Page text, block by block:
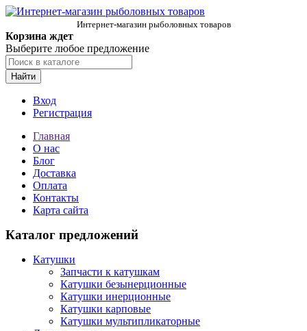
Интернет-магазин рыболовных товаров
Корзина ждет
Выберите любое предложение
Найти
Вход
Регистрация
Главная
О нас
Блог
Доставка
Оплата
Контакты
Карта сайта
Каталог предложений
Катушки
Запчасти к катушкам
Катушки безынерционные
Катушки инерционные
Катушки карповые
Катушки мультипликаторные